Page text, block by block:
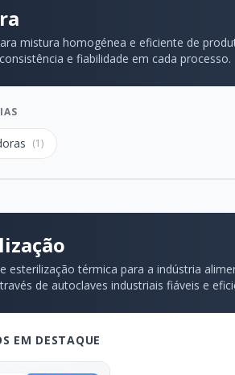
mistura homogénea e eficiente de
e fiabilidade em cada processo.
(1)
esterilização térmica para a indústria
de autoclaves industriais fiáveis e
EM DESTAQUE